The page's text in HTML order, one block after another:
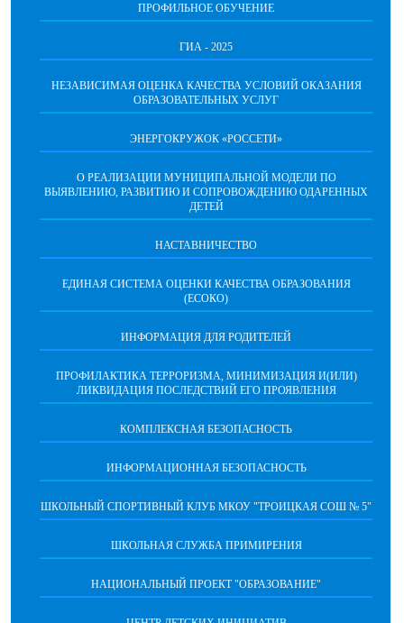
ПРОФИЛЬНОЕ ОБУЧЕНИЕ
ГИА - 2025
НЕЗАВИСИМАЯ ОЦЕНКА КАЧЕСТВА УСЛОВИЙ ОКАЗАНИЯ
ОБРАЗОВАТЕЛЬНЫХ УСЛУГ
ЭНЕРГОКРУЖОК «РОССЕТИ»
О РЕАЛИЗАЦИИ МУНИЦИПАЛЬНОЙ МОДЕЛИ ПО
ВЫЯВЛЕНИЮ, РАЗВИТИЮ И СОПРОВОЖДЕНИЮ ОДАРЕННЫХ
ДЕТЕЙ
НАСТАВНИЧЕСТВО
ЕДИНАЯ СИСТЕМА ОЦЕНКИ КАЧЕСТВА ОБРАЗОВАНИЯ
(ЕСОКО)
ИНФОРМАЦИЯ ДЛЯ РОДИТЕЛЕЙ
ПРОФИЛАКТИКА ТЕРРОРИЗМА, МИНИМИЗАЦИЯ И(ИЛИ)
ЛИКВИДАЦИЯ ПОСЛЕДСТВИЙ ЕГО ПРОЯВЛЕНИЯ
КОМПЛЕКСНАЯ БЕЗОПАСНОСТЬ
ИНФОРМАЦИОННАЯ БЕЗОПАСНОСТЬ
ШКОЛЬНЫЙ СПОРТИВНЫЙ КЛУБ МКОУ "ТРОИЦКАЯ СОШ № 5"
ШКОЛЬНАЯ СЛУЖБА ПРИМИРЕНИЯ
НАЦИОНАЛЬНЫЙ ПРОЕКТ "ОБРАЗОВАНИЕ"